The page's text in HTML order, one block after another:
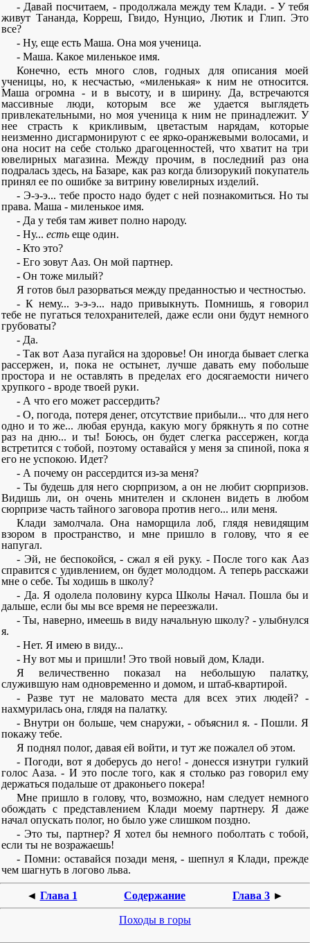
- Давай посчитаем, - продолжала между тем Клади. - У тебя
живут Тананда, Корреш, Гвидо, Нунцио, Лютик и Глип. Это
все?
- Ну, еще есть Маша. Она моя ученица.
- Маша. Какое миленькое имя.
Конечно, есть много слов, годных для описания моей
ученицы, но, к несчастью, «миленькая» к ним не относится.
Маша огромна - и в высоту, и в ширину. Да, встречаются
массивные люди, которым все же удается выглядеть
привлекательными, но моя ученица к ним не принадлежит. У
нее страсть к крикливым, цветастым нарядам, которые
неизменно дисгармонируют с ее ярко-оранжевыми волосами, и
она носит на себе столько драгоценностей, что хватит на три
ювелирных магазина. Между прочим, в последний раз она
подралась здесь, на Базаре, как раз когда близорукий покупатель
принял ее по ошибке за витрину ювелирных изделий.
- Э-э-э... тебе просто надо будет с ней познакомиться. Но ты
права. Маша - миленькое имя.
- Да у тебя там живет полно народу.
- Ну...есть еще один.
- Кто это?
- Его зовут Ааз. Он мой партнер.
- Он тоже милый?
Я готов был разорваться между преданностью и честностью.
- К нему... э-э-э... надо привыкнуть. Помнишь, я говорил
тебе не пугаться телохранителей, даже если они будут немного
грубоваты?
- Да.
- Так вот Ааза пугайся на здоровье! Он иногда бывает слегка
рассержен, и, пока не остынет, лучше давать ему побольше
простора и не оставлять в пределах его досягаемости ничего
хрупкого - вроде твоей руки.
- А что его может рассердить?
- О, погода, потеря денег, отсутствие прибыли... что для него
одно и то же... любая ерунда, какую могу брякнуть я по сотне
раз на дню... и ты! Боюсь, он будет слегка рассержен, когда
встретится с тобой, поэтому оставайся у меня за спиной, пока я
его не успокою. Идет?
- А почему он рассердится из-за меня?
- Ты будешь для него сюрпризом, а он не любит сюрпризов.
Видишь ли, он очень мнителен и склонен видеть в любом
сюрпризе часть тайного заговора против него... или меня.
Клади замолчала. Она наморщила лоб, глядя невидящим
взором в пространство, и мне пришло в голову, что я ее
напугал.
- Эй, не беспокойся, - сжал я ей руку. - После того как Ааз
справится с удивлением, он будет молодцом. А теперь расскажи
мне о себе. Ты ходишь в школу?
- Да. Я одолела половину курса Школы Начал. Пошла бы и
дальше, если бы мы все время не переезжали.
- Ты, наверно, имеешь в виду начальную школу? - улыбнулся
я.
- Нет. Я имею в виду...
- Ну вот мы и пришли! Это твой новый дом, Клади.
Я величественно показал на небольшую палатку,
служившую нам одновременно и домом, и штаб-квартирой.
- Разве тут не маловато места для всех этих людей? -
нахмурилась она, глядя на палатку.
- Внутри он больше, чем снаружи, - объяснил я. - Пошли. Я
покажу тебе.
Я поднял полог, давая ей войти, и тут же пожалел об этом.
- Погоди, вот я доберусь до него! - донесся изнутри гулкий
голос Ааза. - И это после того, как я столько раз говорил ему
держаться подальше от драконьего покера!
Мне пришло в голову, что, возможно, нам следует немного
обождать с представлением Клади моему партнеру. Я даже
начал опускать полог, но было уже слишком поздно.
- Это ты, партнер? Я хотел бы немного поболтать с тобой,
если ты не возражаешь!
- Помни: оставайся позади меня, - шепнул я Клади, прежде
чем шагнуть в логово льва.
◄ Глава 1 Содержание Глава 3 ►
Походы в горы